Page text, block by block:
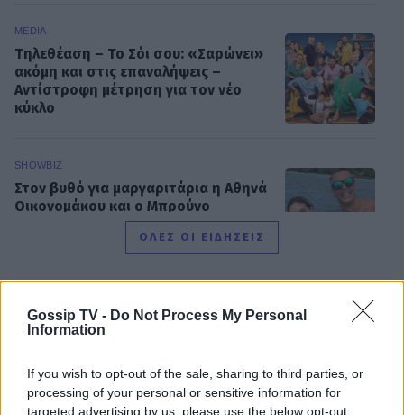
Gossip TV - Do Not Process My Personal
Information
If you wish to opt-out of the sale, sharing to third parties, or
processing of your personal or sensitive information for
targeted advertising by us, please use the below opt-out
MEDIA
Τηλεθέαση – Το Σόι σου: «Σαρώνει»
ακόμη και στις επαναλήψεις –
Αντίστροφη μέτρηση για τον νέο
κύκλο
SHOWBIZ
Στον βυθό για μαργαριτάρια η Αθηνά
Οικονομάκου και ο Μπρούνο
Τσερέλα - To βίντεο με την
Ιωάννα Μπούκη: Οι ανέμελες ημέρες
του Αυγούστου, τα απίθανα beach
ΟΛΕΣ ΟΙ ΕΙΔΗΣΕΙΣ
DPG NETWORK